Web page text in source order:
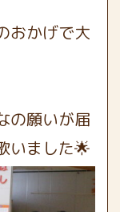
おかげで大
の願いが届
いました🌟